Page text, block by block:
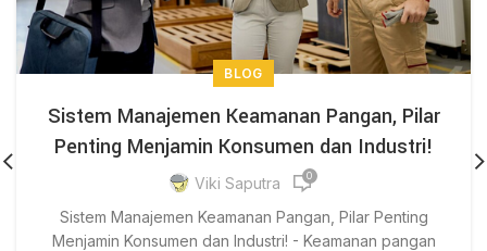
BLOG
Sistem Manajemen Keamanan Pangan, Pilar
Penting Menjamin Konsumen dan Industri!
Viki Saputra 0
Sistem Manajemen Keamanan Pangan, Pilar Penting
Menjamin Konsumen dan Industri! - Keamanan pangan